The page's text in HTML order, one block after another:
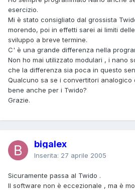
esercizio.
Mi è stato consigliato dal grossista
morendo, poi in effetti sarei ai limiti
sviluppo a breve termine.
C' è una grande differenza nella
Non ho mai utilizzato modulari , i nano
che la differenza sia poca in questo
Qualcuno sa se i convertitori analogico
bene anche per i Twido?
Grazie.
bigalex
Inserita: 27 aprile 2005
Sicuramente passa al Twido .
Il software non è eccezionale , ma è